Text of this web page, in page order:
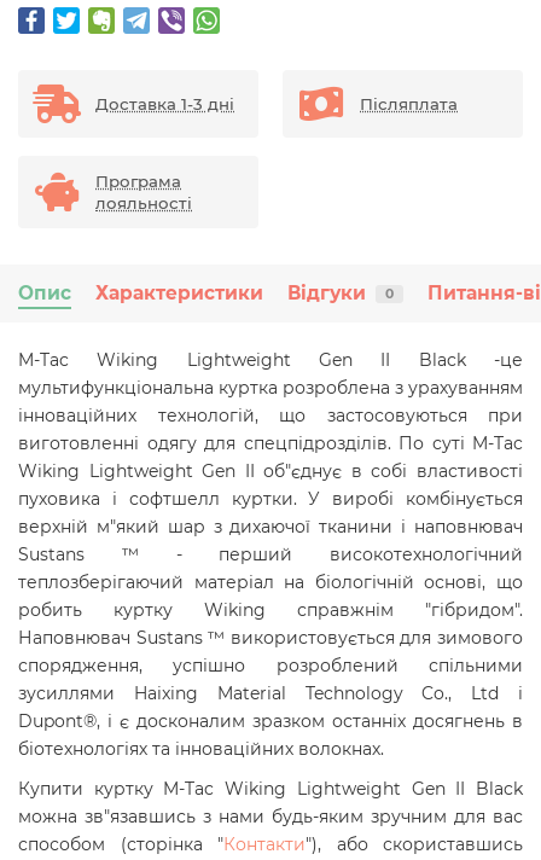
Доставка 1-3 дні Післяплата
Програма
лояльності
Опис Характеристики Відгуки 0 Питання-
M-Tac Wiking Lightweight Gen II Black -це
мультифункціональна куртка розроблена з урахуванням
інноваційних технологій, що застосовуються при
виготовленні одягу для спецпідрозділів. По суті M-Tac
Wiking Lightweight Gen II об"єднує в собі властивості
пуховика і софтшелл куртки. У виробі комбінується
верхній м"який шар з дихаючої тканини і наповнювач
Sustans ™ - перший високотехнологічний
теплозберігаючий матеріал на біологічній основі, що
робить куртку Wiking справжнім "гібридом".
Наповнювач Sustans ™ використовується для зимового
спорядження, успішно розроблений спільними
зусиллями Haixing Material Technology Co., Ltd і
Dupont®, і є досконалим зразком останніх досягнень в
біотехнологіях та інноваційних волокнах.
Купити куртку M-Tac Wiking Lightweight Gen II Black
можна зв"язавшись з нами будь-яким зручним для вас
способом (сторінка "Контакти"), або скориставшись